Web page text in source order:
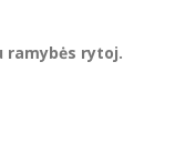
ramybės rytoj.